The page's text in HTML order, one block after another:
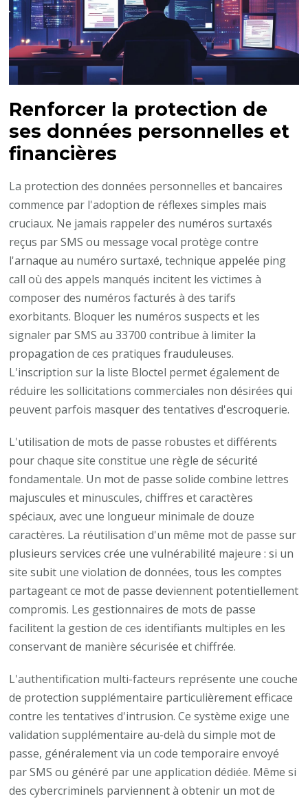
Renforcer la protection de
ses données personnelles et
financières
La protection des données personnelles et bancaires
commence par l'adoption de réflexes simples mais
cruciaux. Ne jamais rappeler des numéros surtaxés
reçus par SMS ou message vocal protège contre
l'arnaque au numéro surtaxé, technique appelée ping
call où des appels manqués incitent les victimes à
composer des numéros facturés à des tarifs
exorbitants. Bloquer les numéros suspects et les
signaler par SMS au 33700 contribue à limiter la
propagation de ces pratiques frauduleuses.
L'inscription sur la liste Bloctel permet également de
réduire les sollicitations commerciales non désirées qui
peuvent parfois masquer des tentatives d'escroquerie.
L'utilisation de mots de passe robustes et différents
pour chaque site constitue une règle de sécurité
fondamentale. Un mot de passe solide combine lettres
majuscules et minuscules, chiffres et caractères
spéciaux, avec une longueur minimale de douze
caractères. La réutilisation d'un même mot de passe sur
plusieurs services crée une vulnérabilité majeure : si un
site subit une violation de données, tous les comptes
partageant ce mot de passe deviennent potentiellement
compromis. Les gestionnaires de mots de passe
facilitent la gestion de ces identifiants multiples en les
conservant de manière sécurisée et chiffrée.
L'authentification multi-facteurs représente une couche
de protection supplémentaire particulièrement efficace
contre les tentatives d'intrusion. Ce système exige une
validation supplémentaire au-delà du simple mot de
passe, généralement via un code temporaire envoyé
par SMS ou généré par une application dédiée. Même si
des cybercriminels parviennent à obtenir un mot de